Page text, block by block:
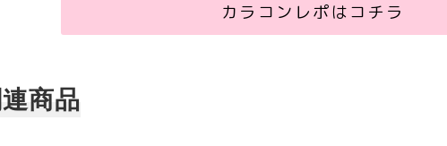
カラコンレポはコチラ
商品